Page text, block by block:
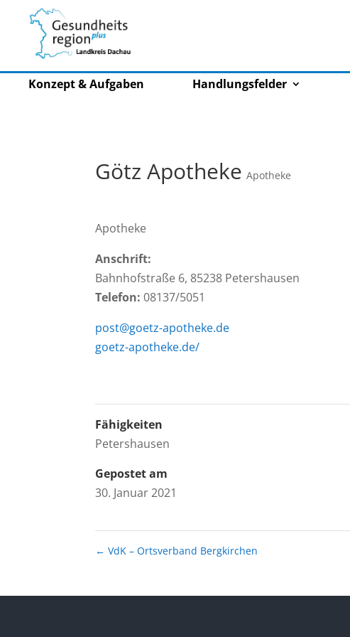
Konzept & Aufgaben Handlungsfelder
Götz Apotheke Apotheke
Apotheke
Anschrift:
Bahnhofstraße 6, 85238 Petershausen
Telefon: 08137/5051
post@goetz-apotheke.de
goetz-apotheke.de/
Fähigkeiten
Petershausen
Gepostet am
30. Januar 2021
← VdK – Ortsverband Bergkirchen